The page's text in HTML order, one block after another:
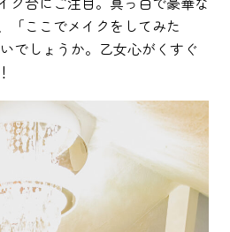
「ここでメイクをしてみた
でしょうか。乙女心がくすぐ